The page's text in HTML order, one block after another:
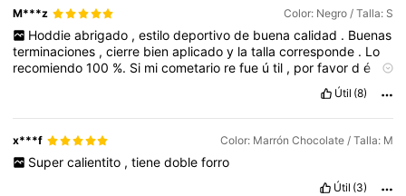
M***z Color: Negro / Talla: S
Hoddie abrigado , estilo deportivo de buena calidad . Buenas
terminaciones ,cierre bienaplicadoy latallacorresponde . Lo
recomiendo100 %. Si micometario refue útil , porfavordé
Útil (8)
x***f Color: Marrón Chocolate / Talla: M
Super calientito , tiene doble forro
Útil (3)